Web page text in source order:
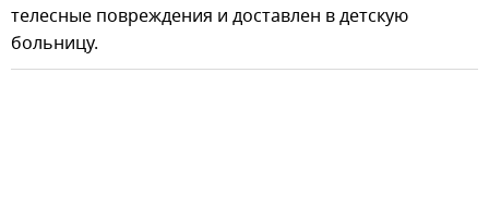
телесные повреждения и доставлен в детскую
больницу.